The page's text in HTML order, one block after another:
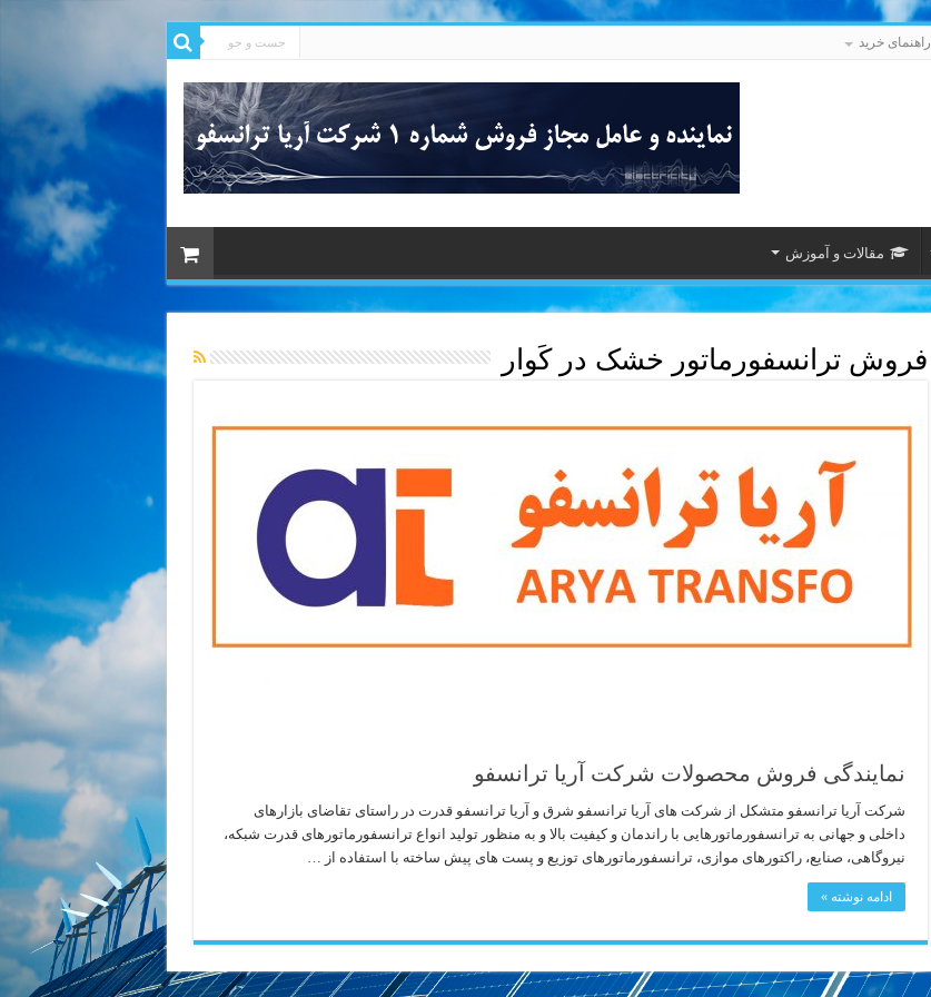
راهنمای خرید
مقالات و آموزش
فروش ترانسفورماتور خشک در کَوار
نمایندگی فروش محصولات شرکت آریا ترانسفو
شرکت آریا ترانسفو متشکل از شرکت های آریا ترانسفو شرق و آریا ترانسفو قدرت در راستای تقاضای بازارهای
داخلی و جهانی به ترانسفورماتورهایی با راندمان و کیفیت بالا و به منظور تولید انواع ترانسفورماتورهای قدرت شبکه،
نیروگاهی، صنایع، راکتورهای موازی، ترانسفورماتورهای توزیع و پست های پیش ساخته با استفاده از …
ادامه نوشته »